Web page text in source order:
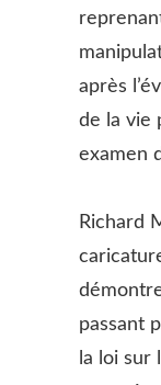
après
de la vie
examen
Richard
passant
la loi sur